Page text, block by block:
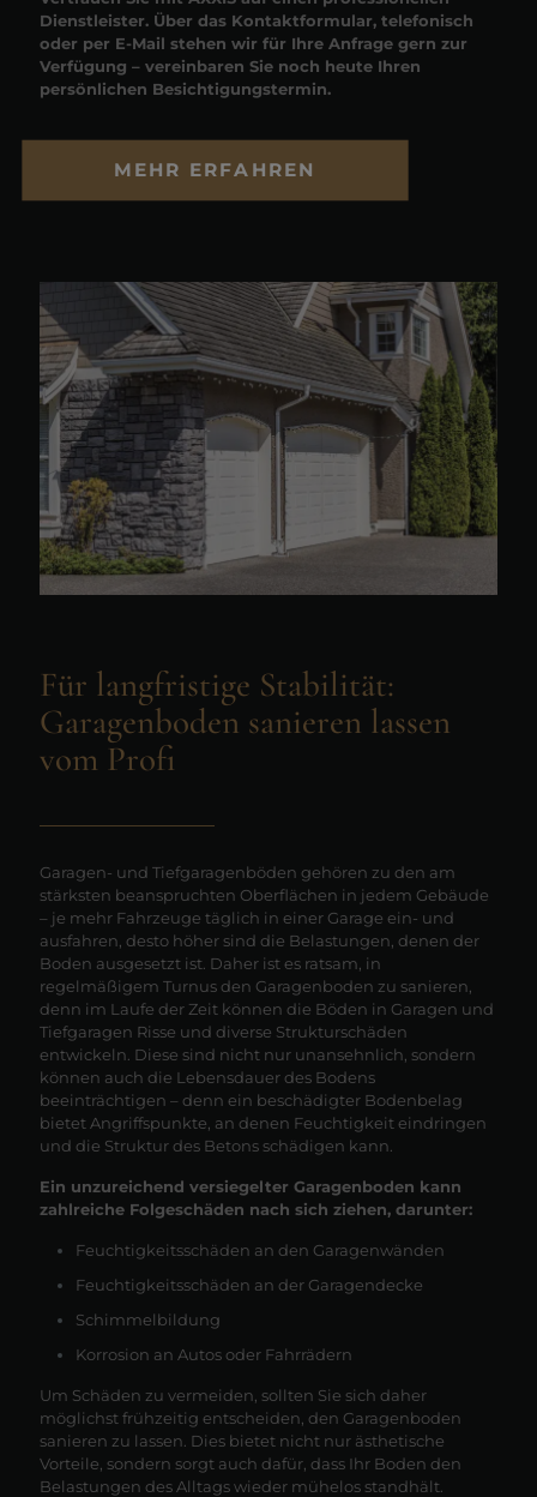
Dienstleister. Über das Kontaktformular, telefonisch
oder per E-Mail stehen wir für Ihre Anfrage gern zur
Verfügung – vereinbaren Sie noch heute Ihren
persönlichen Besichtigungstermin.
MEHR ERFAHREN
Für langfristige Stabilität:
Garagenboden sanieren lassen
vom Profi
Garagen- und Tiefgaragenböden gehören zu den am
stärksten beanspruchten Oberflächen in jedem Gebäude
– je mehr Fahrzeuge täglich in einer Garage ein- und
ausfahren, desto höher sind die Belastungen, denen der
Boden ausgesetzt ist. Daher ist es ratsam, in
regelmäßigem Turnus den Garagenboden zu sanieren,
denn im Laufe der Zeit können die Böden in Garagen und
Tiefgaragen Risse und diverse Strukturschäden
entwickeln. Diese sind nicht nur unansehnlich, sondern
können auch die Lebensdauer des Bodens
beeinträchtigen – denn ein beschädigter Bodenbelag
bietet Angriffspunkte, an denen Feuchtigkeit eindringen
und die Struktur des Betons schädigen kann.
Ein unzureichend versiegelter Garagenboden kann
zahlreiche Folgeschäden nach sich ziehen, darunter:
Feuchtigkeitsschäden an den Garagenwänden
Feuchtigkeitsschäden an der Garagendecke
Schimmelbildung
Korrosion an Autos oder Fahrrädern
Um Schäden zu vermeiden, sollten Sie sich daher
möglichst frühzeitig entscheiden, den Garagenboden
sanieren zu lassen. Dies bietet nicht nur ästhetische
Vorteile, sondern sorgt auch dafür, dass Ihr Boden den
Belastungen des Alltags wieder mühelos standhält.